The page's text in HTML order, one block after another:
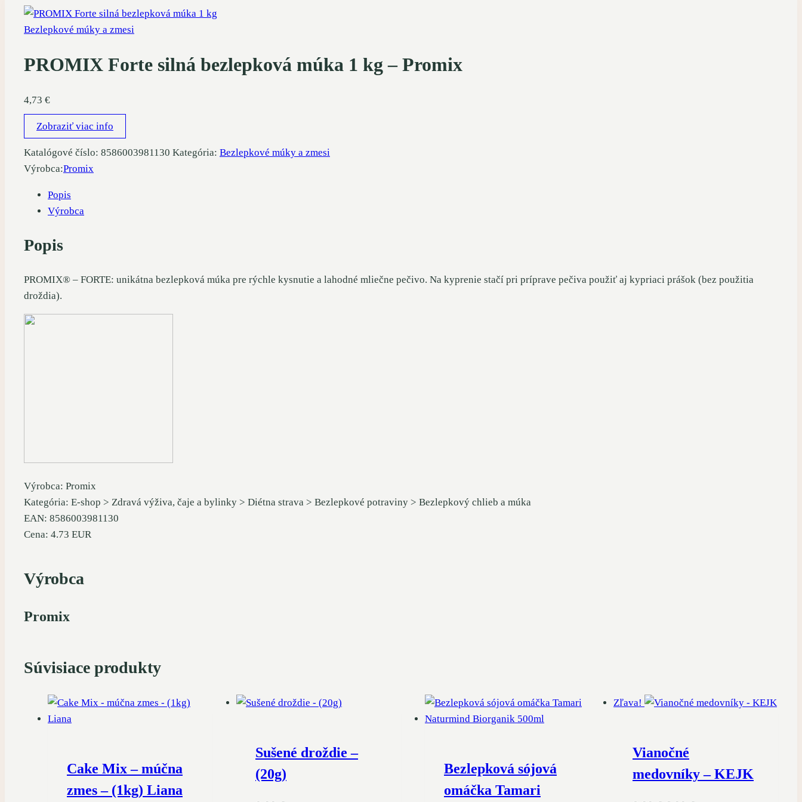
Bezlepkové múky a zmesi
PROMIX Forte silná bezlepková múka 1 kg – Promix
4,73 €
Zobraziť viac info
Katalógové číslo: 8586003981130 Kategória: Bezlepkové múky a zmesi
Výrobca:Promix
Popis
Výrobca
Popis
PROMIX® – FORTE: unikátna bezlepková múka pre rýchle kysnutie a lahodné mliečne pečivo. Na kyprenie stačí pri príprave pečiva použiť aj kypriaci prášok (bez použitia
droždia).
Výrobca: Promix
Kategória: E-shop > Zdravá výživa, čaje a bylinky > Diétna strava > Bezlepkové potraviny > Bezlepkový chlieb a múka
EAN: 8586003981130
Cena: 4.73 EUR
Výrobca
Promix
Súvisiace produkty
Cake Mix – múčna
zmes – (1kg) Liana
Sušené droždie –
(20g)
Bezlepková sójová
omáčka Tamari
Zľava!
Vianočné
medovníky – KEJK